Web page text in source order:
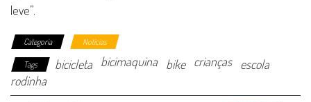
leve”.
Categoria Notícias
Tags bicicleta bicimaquina bike crianças escola
rodinha